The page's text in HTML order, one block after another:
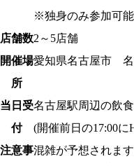
※独身のみ参加可能
店舗数2～5店舗
開催場
所
愛知県名古屋市 名
当日受
付
名古屋駅周辺の飲
(開催前日の17:00
注意事混雑が予想されま